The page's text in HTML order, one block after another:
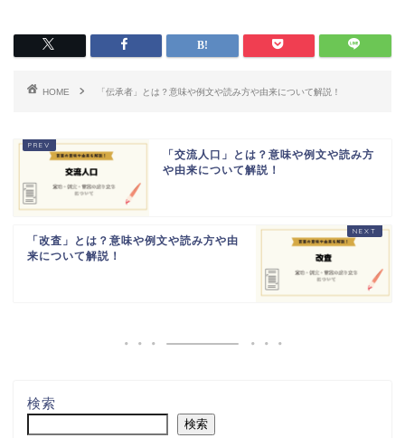
HOME 「伝承者」とは？意味や例文や読み方や由来について解説！
「交流人口」とは？意味や例文や読み方
や由来について解説！
「改査」とは？意味や例文や読み方や由
来について解説！
検索
検索